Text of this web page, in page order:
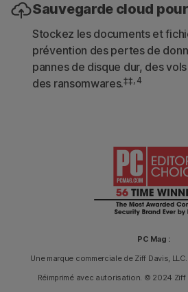
Sauvegarde cloud
Stockez les documents et
prévention des pertes de
pannes de disque dur, des
des ransomwares.‡‡, 4
PC Mag :
Une marque commerciale de Ziff Davis,
Réimprimé avec autorisation. © 2024 Ziff